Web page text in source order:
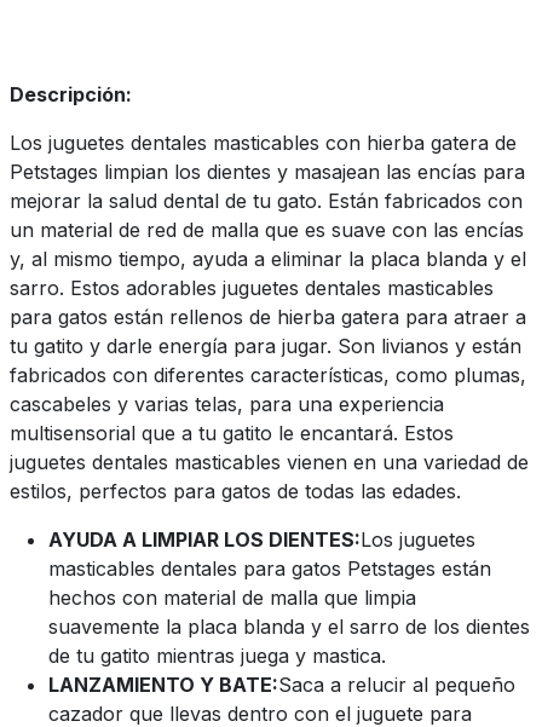
Descripción:
Los juguetes dentales masticables con hierba gatera de
Petstages limpian los dientes y masajean las encías para
mejorar la salud dental de tu gato. Están fabricados con
un material de red de malla que es suave con las encías
y, al mismo tiempo, ayuda a eliminar la placa blanda y el
sarro. Estos adorables juguetes dentales masticables
para gatos están rellenos de hierba gatera para atraer a
tu gatito y darle energía para jugar. Son livianos y están
fabricados con diferentes características, como plumas,
cascabeles y varias telas, para una experiencia
multisensorial que a tu gatito le encantará. Estos
juguetes dentales masticables vienen en una variedad de
estilos, perfectos para gatos de todas las edades.
AYUDA A LIMPIAR LOS DIENTES:Los juguetes
masticables dentales para gatos Petstages están
hechos con material de malla que limpia
suavemente la placa blanda y el sarro de los dientes
de tu gatito mientras juega y mastica.
LANZAMIENTO Y BATE:Saca a relucir al pequeño
cazador que llevas dentro con el juguete para